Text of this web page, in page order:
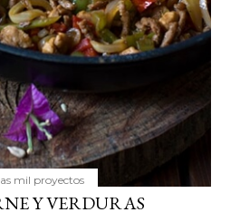
mil proyectos
Y VERDURAS